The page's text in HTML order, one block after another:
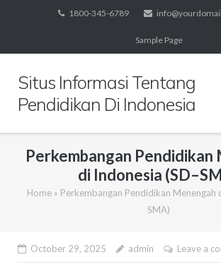
1800-345-6789
Sample Page
Situs Informasi Tentang
Pendidikan Di Indonesia
Perkembangan Pendidikan
di Indonesia
Home » Perkembangan Pendidikan Menengah
SMA)
October 29, 2025 admin Leave a